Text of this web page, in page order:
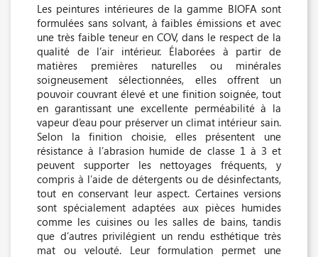
Les peintures intérieures de la gamme BIOFA sont
formulées sans solvant, à faibles émissions et avec
une très faible teneur en COV, dans le respect de la
qualité de l’air intérieur. Élaborées à partir de
matières premières naturelles ou minérales
soigneusement sélectionnées, elles offrent un
pouvoir couvrant élevé et une finition soignée, tout
en garantissant une excellente perméabilité à la
vapeur d’eau pour préserver un climat intérieur sain.
Selon la finition choisie, elles présentent une
résistance à l’abrasion humide de classe 1 à 3 et
peuvent supporter les nettoyages fréquents, y
compris à l’aide de détergents ou de désinfectants,
tout en conservant leur aspect. Certaines versions
sont spécialement adaptées aux pièces humides
comme les cuisines ou les salles de bains, tandis
que d’autres privilégient un rendu esthétique très
mat ou velouté. Leur formulation permet une